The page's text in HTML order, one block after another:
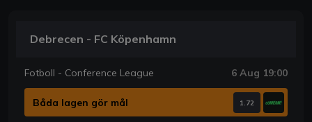
Debrecen - FC Köpenhamn
Fotboll - Conference League 6 Aug 19:00
Båda lagen gör mål 1.72